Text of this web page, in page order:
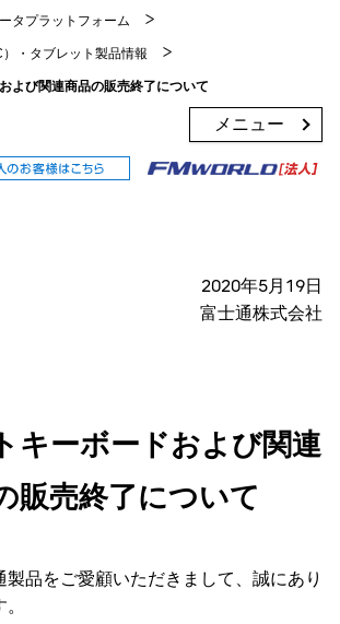
タプラットフォーム
・タブレット製品情報
よび関連商品の販売終了について
メニュー
2020年5月19日
富士通株式会社
キーボードおよび関連
販売終了について
製品をご愛顧いただきまして、誠にあり